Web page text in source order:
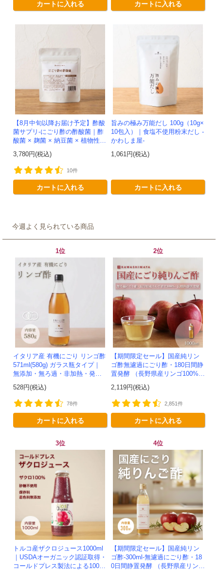
カートに入れる カートに入れる
【8月中旬以降お届け予定】酢酸
菌サプリ-にごり酢の酢酸菌｜酢
酸菌 × 麹菌 × 納豆菌 × 植物性乳
酸菌20兆個を一粒に凝縮-かわし
ま屋-【送料無料】*メ...
3,780円(税込)
10件
カートに入れる
旨みの極み万能だし 100g（10g×
10包入）｜食塩不使用粉末だし -
かわしま屋-
1,061円(税込)
カートに入れる
今週よく見られている商品
1位
イタリア産 有機にごり リンゴ酢
571ml(580g) ガラス瓶タイプ｜
無添加・無ろ過・非加熱・発酵
助剤不使用のアップルサイダー
ビネガー -かわしま屋-
528円(税込)
78件
カートに入れる
2位
【期間限定セール】国産純リン
ゴ酢無濾過にごり酢・180日間静
置発酵 （長野県産リンゴ100%）
-1000ml-かわしま屋-
2,119円(税込)
2,851件
カートに入れる
3位
トルコ産ザクロジュース1000ml
｜USDAオーガニック認証取得・
コールドプレス製法による100%
4位
【期間限定セール】国産純リン
ゴ酢-300ml-無濾過にごり酢・18
0日間静置発酵 （長野県産リンゴ